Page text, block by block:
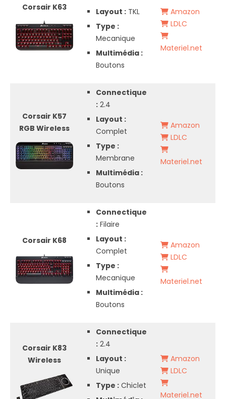
Corsair K63
Layout : TKL
Type :
Mecanique
Multimédia :
Boutons
Amazon
LDLC
Materiel.net
Corsair K57
RGB Wireless
Connectique
: 2.4
Layout :
Complet
Type :
Membrane
Multimédia :
Boutons
Amazon
LDLC
Materiel.net
Corsair K68
Connectique
: Filaire
Layout :
Complet
Type :
Mecanique
Multimédia :
Boutons
Amazon
LDLC
Materiel.net
Corsair K83
Wireless
Connectique
: 2.4
Layout :
Unique
Type : Chiclet
Amazon
LDLC
Materiel.net